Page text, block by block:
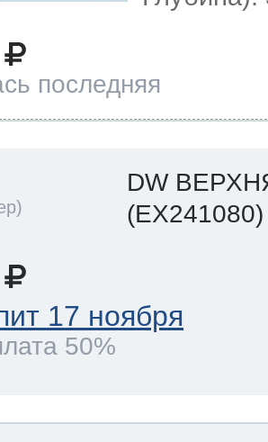
последняя
DW
(EX241080)
17 ноября
50%